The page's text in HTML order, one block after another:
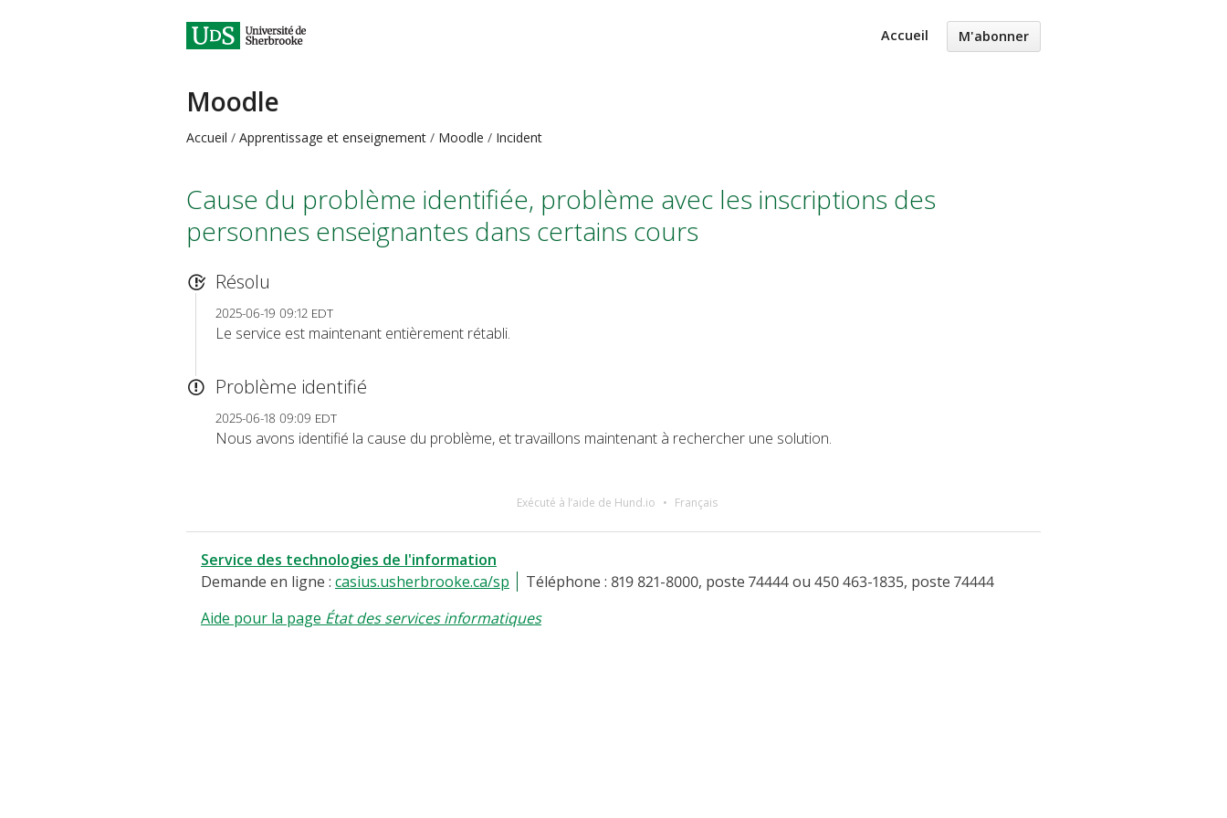
Accueil M'abonner
Moodle
Accueil Apprentissage et enseignement Moodle Incident
Cause du problème identifiée, problème avec les inscriptions des
personnes enseignantes dans certains cours
Résolu
2025-06-19 09:12 EDT
Le service est maintenant entièrement rétabli.
Problème identifié
2025-06-18 09:09 EDT
Nous avons identifié la cause du problème, et travaillons maintenant à rechercher une solution.
Exécuté à l’aide de Hund.io Français
Service des technologies de l'information
Demande en ligne : casius.usherbrooke.ca/sp
Téléphone : 819 821-8000, poste 74444 ou 450 463-1835, poste 74444
Aide pour la page État des services informatiques